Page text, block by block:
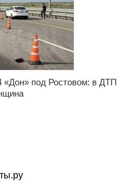
«Дон» под Ростовом: в ДТП